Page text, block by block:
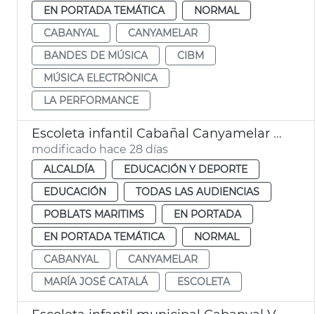
EN PORTADA TEMÁTICA
NORMAL
CABANYAL
CANYAMELAR
BANDES DE MÚSICA
CIBM
MÚSICA ELECTRÒNICA
LA PERFORMANCE
Escoleta infantil Cabañal Canyamelar València abre en septiembre
modificado hace 28 días
ALCALDÍA
EDUCACIÓN Y DEPORTE
EDUCACIÓN
TODAS LAS AUDIENCIAS
POBLATS MARITIMS
EN PORTADA
EN PORTADA TEMÁTICA
NORMAL
CABANYAL
CANYAMELAR
MARÍA JOSÉ CATALÁ
ESCOLETA